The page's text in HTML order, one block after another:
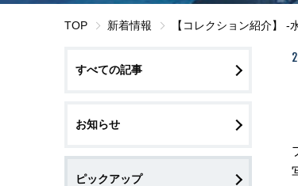
TOP 新着情報 【コレクション紹介】 -
すべての記事
お知らせ
ピックアップ